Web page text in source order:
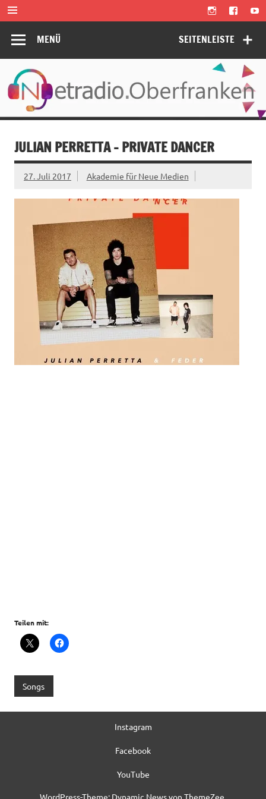
Zum
Inhalt
springen
SEITENLEISTE
MENÜ
JULIAN PERRETTA – PRIVATE DANCER
27. Juli 2017 Akademie für Neue Medien
Teilen mit:
Songs
Instagram
Facebook
YouTube
WordPress-Theme: Dynamic News von ThemeZee.